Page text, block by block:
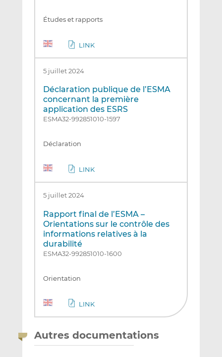
Études et rapports
LINK
5 juillet 2024
Déclaration publique de l’ESMA
concernant la première
application des ESRS
ESMA32-992851010-1597
Déclaration
LINK
5 juillet 2024
Rapport final de l’ESMA –
Orientations sur le contrôle des
informations relatives à la
durabilité
ESMA32-992851010-1600
Orientation
LINK
Autres documentations